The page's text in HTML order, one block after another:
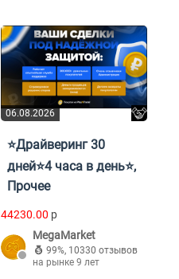
06.08.2026
⭐Драйверинг 30
дней⭐4 часа в день⭐,
Прочее
44230.00 p
MegaMarket
99%, 10330 отзывов
на рынке 9 лет